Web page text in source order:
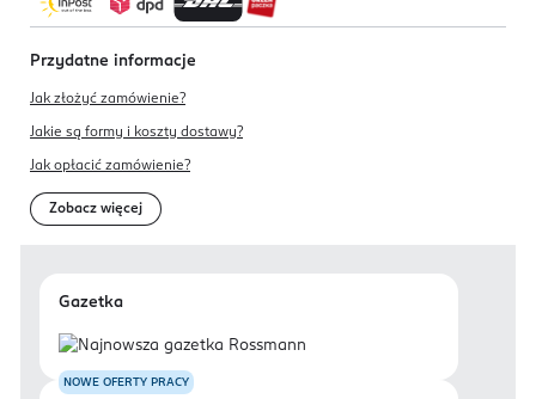
Przydatne informacje
Jak złożyć zamówienie?
Jakie są formy i koszty dostawy?
Jak opłacić zamówienie?
Zobacz więcej
Gazetka
NOWE OFERTY PRACY